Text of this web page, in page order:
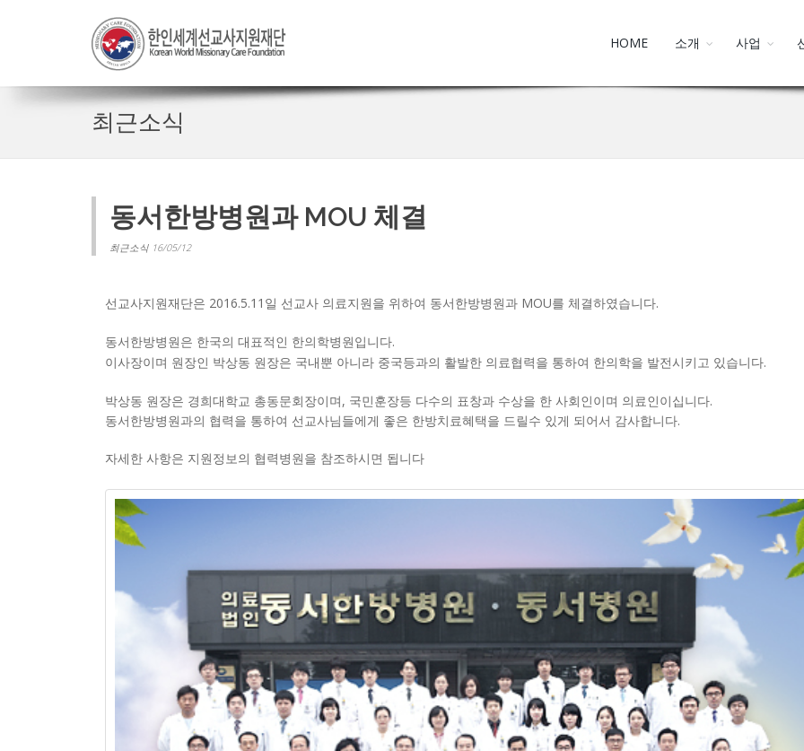
HOME 소개 사업
최근소식
동서한방병원과 MOU 체결
최근소식 16/05/12
선교사지원재단은 2016.5.11일 선교사 의료지원을 위하여 동서한방병원과 MOU를 체결하였습니다.
동서한방병원은 한국의 대표적인 한의학병원입니다.
이사장이며 원장인 박상동 원장은 국내뿐 아니라 중국등과의 활발한 의료협력을 통하여 한의학을 발전시키고 있습니다.
박상동 원장은 경희대학교 총동문회장이며, 국민훈장등 다수의 표창과 수상을 한 사회인이며 의료인이십니다.
동서한방병원과의 협력을 통하여 선교사님들에게 좋은 한방치료혜택을 드릴수 있게 되어서 감사합니다.
자세한 사항은 지원정보의 협력병원을 참조하시면 됩니다